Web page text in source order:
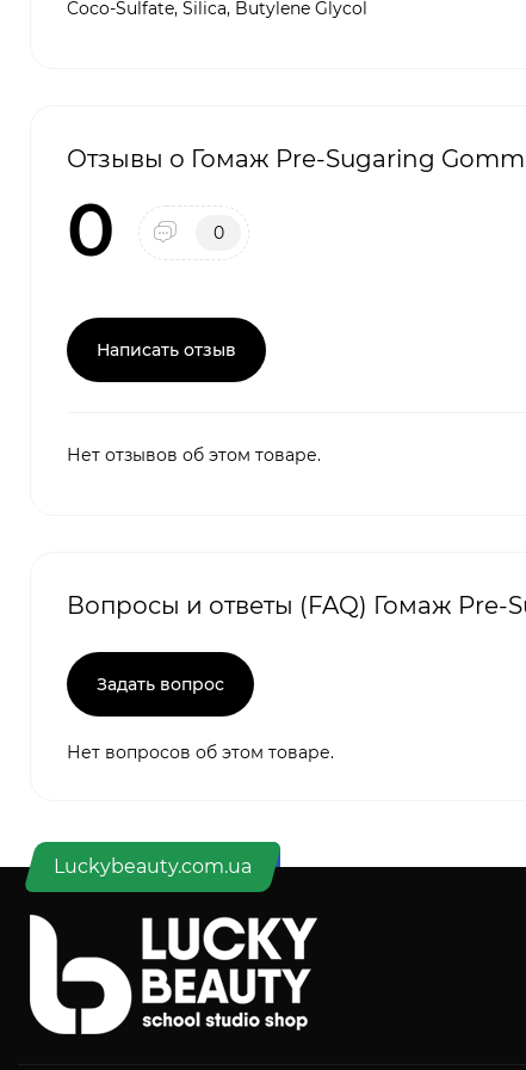
Coco-Sulfate, Silica, Butylene Glycol
Отзывы о Гомаж Pre-Sugaring
0 0
Написать отзыв
Нет отзывов об этом товаре.
Вопросы и ответы (FAQ) Гомаж Pre-
Задать вопрос
Нет вопросов об этом товаре.
Luckybeauty.com.ua